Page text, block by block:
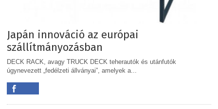
Japán innováció az európai
szállítmányozásban
DECK RACK, avagy TRUCK DECK teherautók és utánfutók
úgynevezett „fedélzeti állványai”, amelyek a...